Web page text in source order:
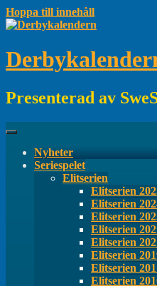
Hoppa till innehåll
Presenterad av
Nyheter
Seriespelet
Elitserien
Elitserien
Elitserien
Elitserien
Elitserien
Elitserien
Elitserien
Elitserien
Elitserien